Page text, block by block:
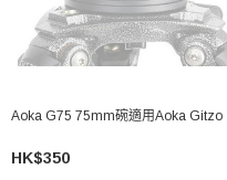
Aoka G75 75mm碗適用Aoka Gitzo
HK$350